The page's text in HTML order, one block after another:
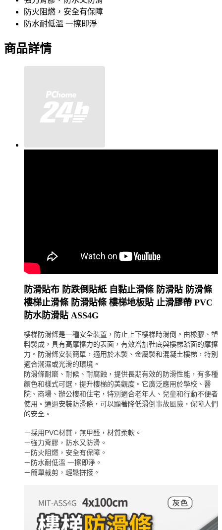
防火阻燃，安全有保障
防水耐低溫 一擦即淨
商品詳情
防滑貼布 防跌倒貼紙 自黏止滑條 防滑貼 防滑條
樓梯止滑條 防滑貼條 樓梯地板貼 止滑膠帶 PVC
防水防滑貼 ASS4G
樓梯防滑條是一種安全裝置，防止上下樓梯時滑倒。由橡膠、塑
料製成，具有高摩擦力的表面，有效增加鞋底與樓梯踏面的摩擦
力。防滑條安裝簡單，適用於木製、金屬製和混凝土樓梯，特別
適合潮濕或光滑的環境。
防滑條耐磨、耐候、耐腐蝕，提供長期有效的防滑性能，有多種
顏色和樣式可選，提升樓梯的美觀度。它廣泛應用於學校、醫
院、商場、辦公樓和住宅，特別適合老年人、兒童和行動不便者
使用。通過安裝防滑條，可以顯著降低滑倒事故風險，保障人們
的安全。
－採用PVC材質，無甲醛，材質柔軟。
－強力背膠，防水又防滑。
－防火阻燃，安全有保障。
－防水耐低溫 一擦即淨。
－簡單裁剪，輕鬆拼接。